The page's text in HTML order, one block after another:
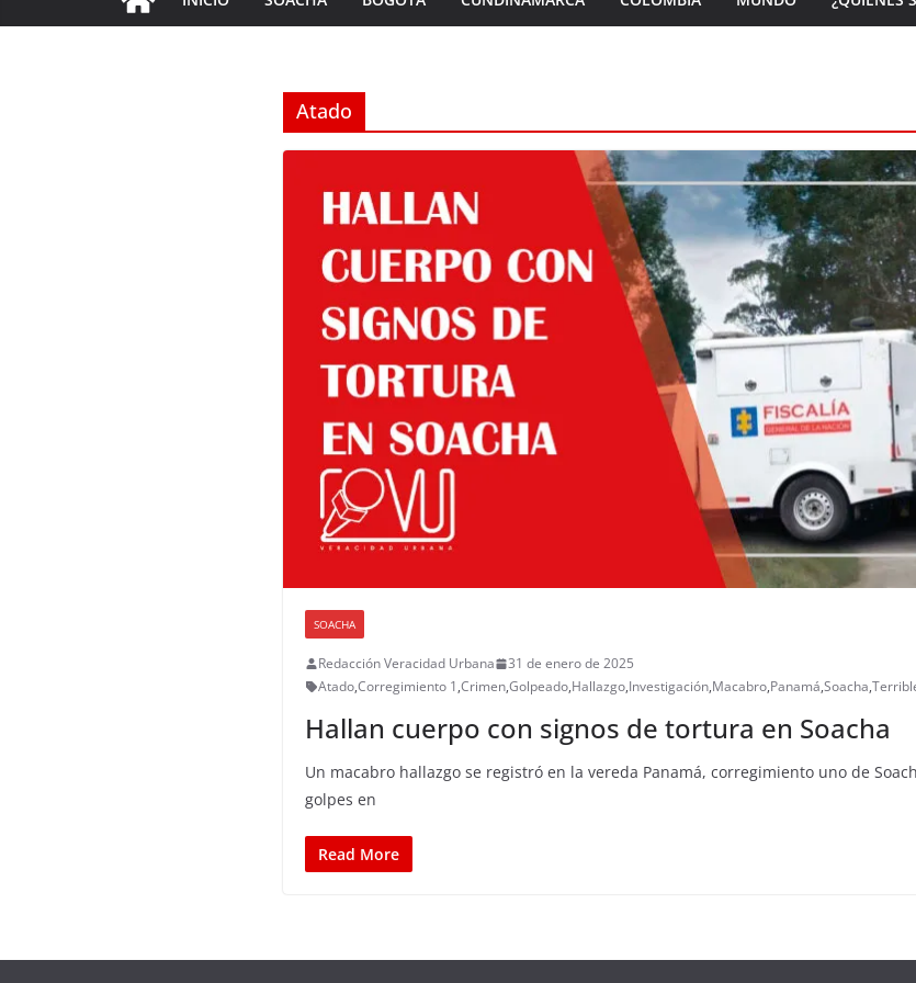
Atado
SOACHA
Redacción Veracidad Urbana
31 de enero de 2025
Atado,Corregimiento 1,Crimen,Golpeado,Hallazgo,Investigación,Macabro,Panamá,Soacha,
Hallan cuerpo con signos de tortura en Soacha
Un macabro hallazgo se registró en la vereda Panamá, corregimiento uno de
golpes en
Read More